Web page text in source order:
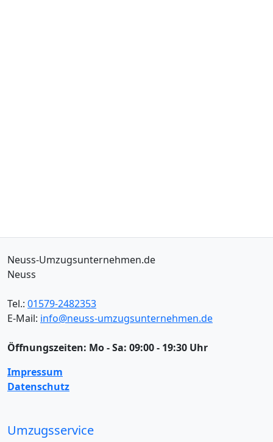
Neuss-Umzugsunternehmen.de
Neuss
Tel.: 01579-2482353
E-Mail: info@neuss-umzugsunternehmen.de
Öffnungszeiten: Mo - Sa: 09:00 - 19:30 Uhr
Impressum
Datenschutz
Umzugsservice